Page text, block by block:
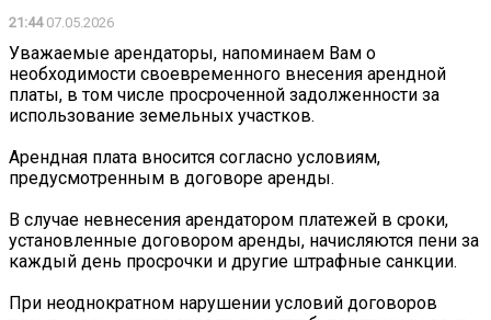
21:4407.05.2026
Уважаемые арендаторы, напоминаем Вам о
необходимости своевременного внесения арендной
платы, в том числе просроченной задолженности за
использование земельных участков.
Арендная плата вносится согласно условиям,
предусмотренным в договоре аренды.
В случае невнесения арендатором платежей в сроки,
установленные договором аренды, начисляются пени за
каждый день просрочки и другие штрафные санкции.
При неоднократном нарушении условий договоров